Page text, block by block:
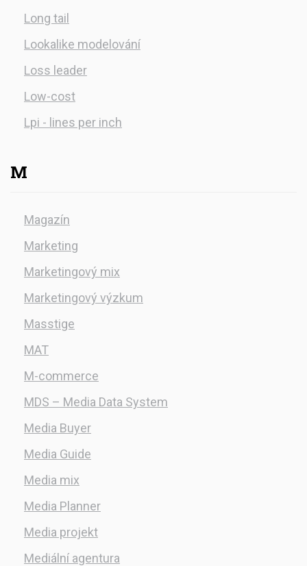
Long tail
Lookalike modelování
Loss leader
Low-cost
Lpi - lines per inch
M
Magazín
Marketing
Marketingový mix
Marketingový výzkum
Masstige
MAT
M-commerce
MDS – Media Data System
Media Buyer
Media Guide
Media mix
Media Planner
Media projekt
Mediální agentura